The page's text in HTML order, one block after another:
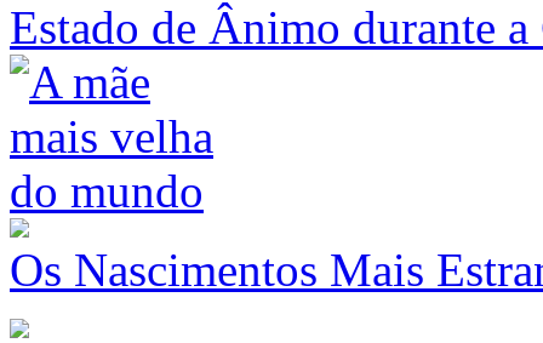
Estado de Ânimo durante
Os Nascimentos Mais